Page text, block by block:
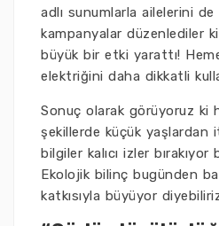
adlı sunumlarla ailelerini
kampanyalar düzenlediler
büyük bir etki yarattı!
elektriğini daha dikkatli
Sonuç olarak görüyoruz ki
şekillerde küçük yaşlardan
bilgiler kalıcı izler
Ekolojik bilinç bugünden
katkısıyla büyüyor